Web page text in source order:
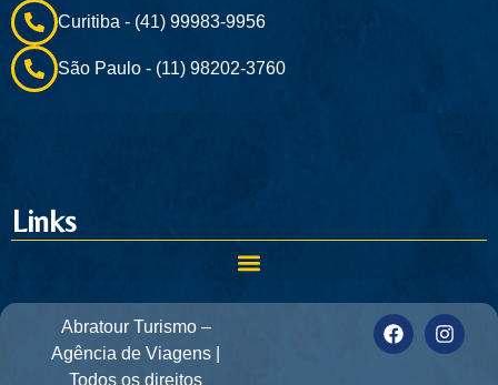
Curitiba - (41) 99983-9956
São Paulo - (11) 98202-3760
Links
Abratour Turismo –
Agência de Viagens |
Todos os direitos